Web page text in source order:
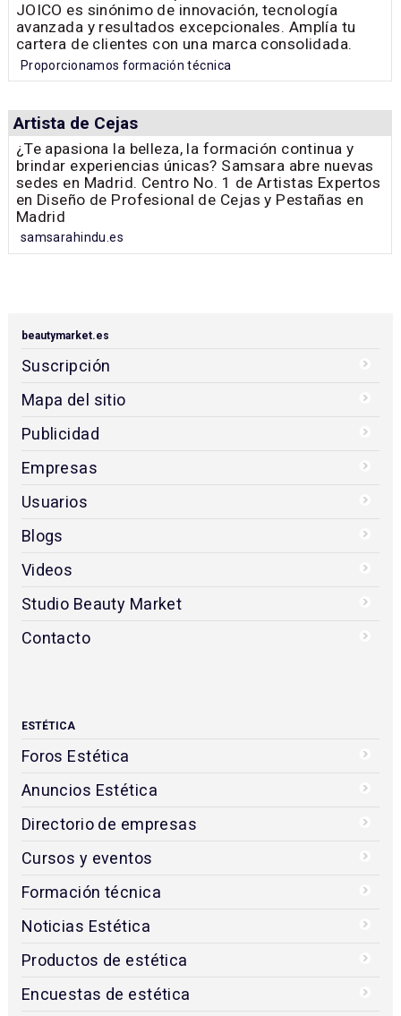
JOICO es sinónimo de innovación, tecnología
avanzada y resultados excepcionales. Amplía tu
cartera de clientes con una marca consolidada.
Proporcionamos formación técnica
Artista de Cejas
¿Te apasiona la belleza, la formación continua y
brindar experiencias únicas? Samsara abre nuevas
sedes en Madrid. Centro No. 1 de Artistas Expertos
en Diseño de Profesional de Cejas y Pestañas en
Madrid
samsarahindu.es
beautymarket.es
Suscripción
Mapa del sitio
Publicidad
Empresas
Usuarios
Blogs
Videos
Studio Beauty Market
Contacto
ESTÉTICA
Foros Estética
Anuncios Estética
Directorio de empresas
Cursos y eventos
Formación técnica
Noticias Estética
Productos de estética
Encuestas de estética